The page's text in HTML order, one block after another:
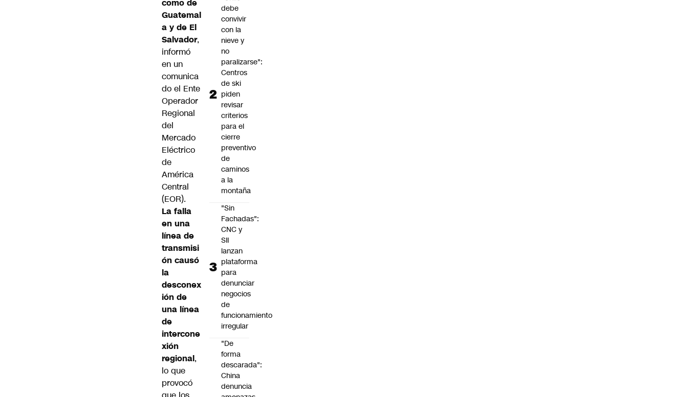
como de
Guatemal
a y de El
Salvador,
informó
en un
comunica
do el Ente
Operador
Regional
del
Mercado
Eléctrico
de
América
Central
(EOR).
La falla
en una
línea de
transmisi
ón causó
la
desconex
ión de
una línea
de
intercone
xión
regional,
lo que
provocó
debe
convivir
con la
nieve y
no
paralizarse":
Centros
de ski
piden
revisar
criterios
para el
cierre
preventivo
de
caminos
a la
montaña
"Sin
Fachadas":
CNC y
SII
lanzan
plataforma
para
denunciar
negocios
de
funcionamiento
irregular
"De
forma
descarada":
China
denuncia